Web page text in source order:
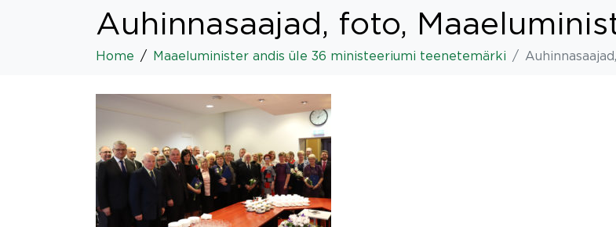
Auhinnasaajad, foto,
Home Maaeluminister andis üle 36 ministeeriumi teenetemärki